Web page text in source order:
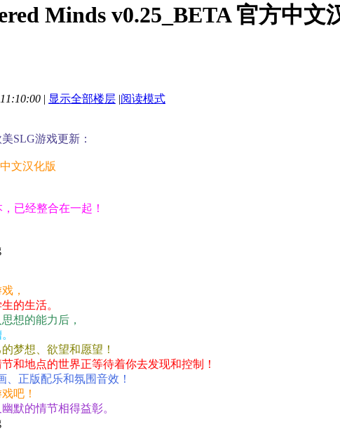
Minds v0.25_BETA 官方中
| 显示全部楼层 |阅读模式
SLG游戏更新：
文汉化版
已经整合在一起！
，
的生活。
想的能力后，
梦想、欲望和愿望！
和地点的世界正等待着你去发现和控制！
、正版配乐和氛围音效！
吧！
默的情节相得益彰。